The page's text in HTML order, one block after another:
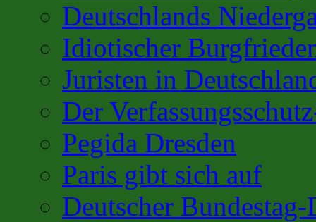
Deutschlands
Idiotischer
Juristen in
Der
Pegida Dresden
Paris gibt sich auf
Deutscher Bundestag-